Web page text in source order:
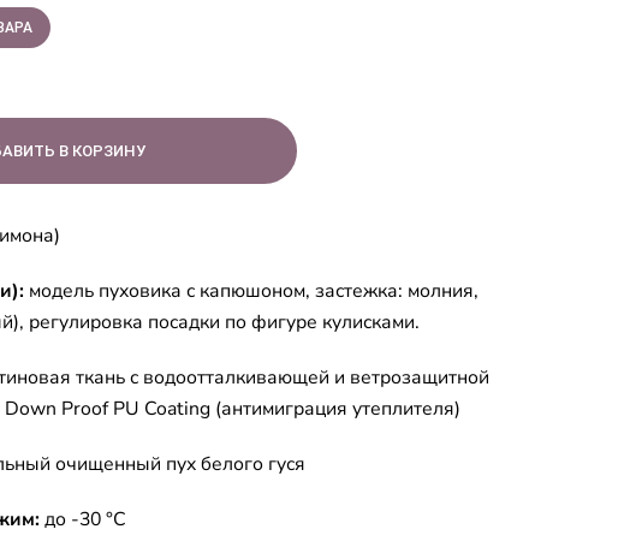
модель пуховика с капюшоном, застежка: молния,
регулировка посадки по фигуре кулисками.
ткань с водоотталкивающей и ветрозащитной
Proof PU Coating (антимиграция утеплителя)
очищенный пух белого гуся
до -30 °C